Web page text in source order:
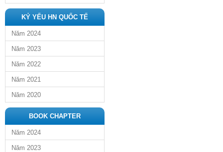
KỶ YẾU HN QUỐC TẾ
Năm 2024
Năm 2023
Năm 2022
Năm 2021
Năm 2020
BOOK CHAPTER
Năm 2024
Năm 2023